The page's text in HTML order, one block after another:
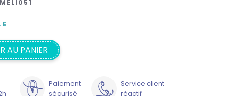
MELI051
AU PANIER
Paiement
sécurisé
Service client
réactif